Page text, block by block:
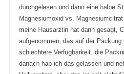
durchgelesen und dann eine halbe
Magnesiumoxid vs.
meine Hausarztin hat dann gesagt,
aufgenommen, das auf der Packung
schlechtere Verfügbarkeit. die
danach hab ich das gelassen und